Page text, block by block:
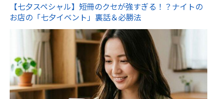
【七夕スペシャル】短冊のクセが強すぎる！？ナイトの
お店の「七夕イベント」裏話＆必勝法